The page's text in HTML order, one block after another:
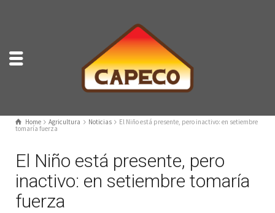
Home Agricultura Noticias El Niño está presente, pero inactivo: en setiembre
tomaría fuerza
El Niño está presente, pero
inactivo: en setiembre tomaría
fuerza